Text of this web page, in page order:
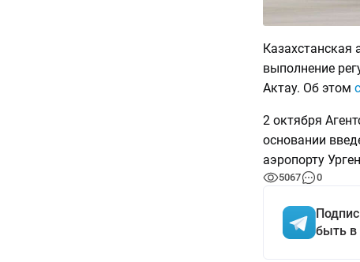
Казахстанская
выполнение
Актау. Об этом
2 октября
основании
аэропорту
5067 0
быть в